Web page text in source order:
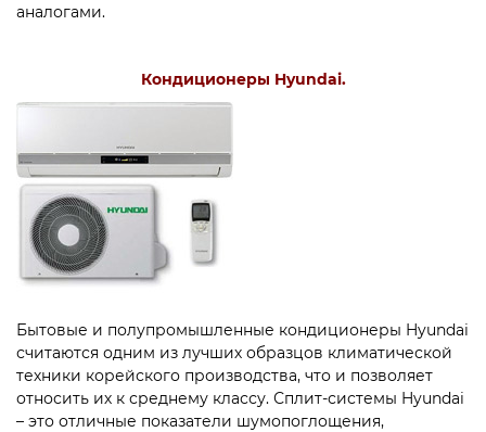
аналогами.
Кондиционеры Hyundai.
Бытовые и полупромышленные кондиционеры Hyundai
считаются одним из лучших образцов климатической
техники корейского производства, что и позволяет
относить их к среднему классу. Сплит-системы Hyundai
– это отличные показатели шумопоглощения,